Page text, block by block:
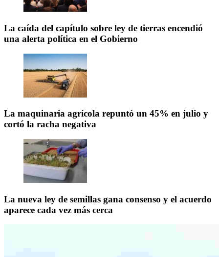
La caída del capítulo sobre ley de tierras encendió
una alerta política en el Gobierno
La maquinaria agrícola repuntó un 45% en julio y
cortó la racha negativa
La nueva ley de semillas gana consenso y el acuerdo
aparece cada vez más cerca